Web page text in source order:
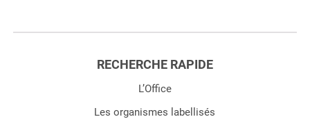
RECHERCHE RAPIDE
L’Office
Les organismes labellisés